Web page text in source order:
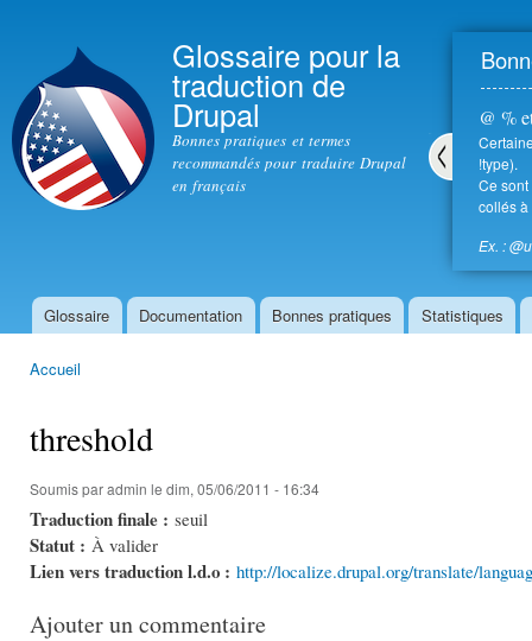
Glossaire pour la
traduction de
Drupal
Bonnes pratiques et termes
recommandés pour traduire Drupal
en français
@ %
!type).
Ce
collés à
Ex. :
Menu principal
Glossaire Documentation Bonnes pratiques Statistiques
Accueil
threshold
Soumis paradmin le dim, 05/06/2011 - 16:34
Traduction finale : seuil
Statut : À valider
Lien vers traduction l.d.o : http://localize.drupal.org/translate/
Ajouter un commentaire